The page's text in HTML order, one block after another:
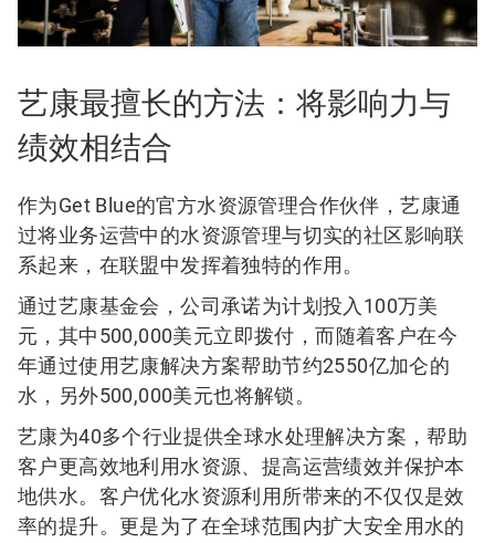
艺康最擅长的方法：将影响力与
绩效相结合
作为Get Blue的官方水资源管理合作伙伴，艺康通
过将业务运营中的水资源管理与切实的社区影响联
系起来，在联盟中发挥着独特的作用。
通过艺康基金会，公司承诺为计划投入100万美
元，其中500,000美元立即拨付，而随着客户在今
年通过使用艺康解决方案帮助节约2550亿加仑的
水，另外500,000美元也将解锁。
艺康为40多个行业提供全球水处理解决方案，帮助
客户更高效地利用水资源、提高运营绩效并保护本
地供水。客户优化水资源利用所带来的不仅仅是效
率的提升。更是为了在全球范围内扩大安全用水的